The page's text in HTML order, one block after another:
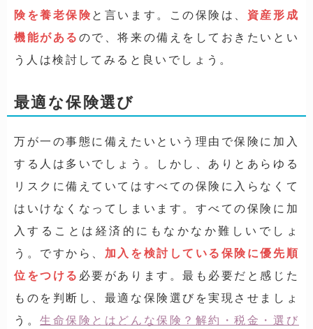
険を養老保険と言います。この保険は、 資産形成
機能がある ので、将来の備えをしておきたいとい
う人は検討してみると良いでしょう。
最適な保険選び
万が一の事態に備えたいという理由で保険に加入
する人は多いでしょう。しかし、ありとあらゆる
リスクに備えていてはすべての保険に入らなくて
はいけなくなってしまいます。すべての保険に加
入することは経済的にもなかなか難しいでしょ
う。ですから、 加入を検討している保険に優先順
位をつける 必要があります。最も必要だと感じた
ものを判断し、最適な保険選びを実現させましょ
う。生命保険とはどんな保険？解約・税金・選び